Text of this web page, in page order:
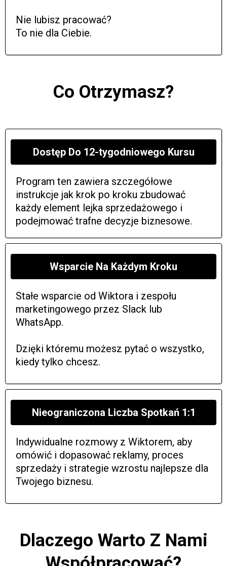
Nie lubisz pracować?
To nie dla Ciebie.
Co Otrzymasz?
Dostęp Do 12-tygodniowego Kursu
Program ten zawiera szczegółowe
instrukcje jak krok po kroku zbudować
każdy element lejka sprzedażowego i
podejmować trafne decyzje biznesowe.
Wsparcie Na Każdym Kroku
Stałe wsparcie od Wiktora i zespołu
marketingowego przez Slack lub
WhatsApp.
Dzięki któremu możesz pytać o wszystko,
kiedy tylko chcesz.
Nieograniczona Liczba Spotkań 1:1
Indywidualne rozmowy z Wiktorem, aby
omówić i dopasować reklamy, proces
sprzedaży i strategie wzrostu najlepsze dla
Twojego biznesu.
Dlaczego Warto Z Nami